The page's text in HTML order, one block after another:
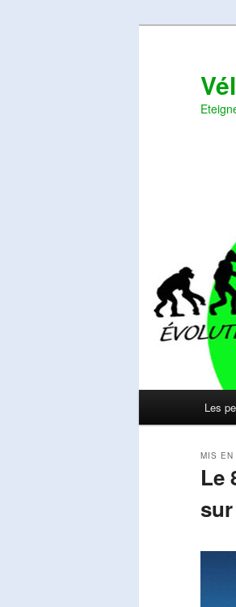
Les
Le
MIS EN